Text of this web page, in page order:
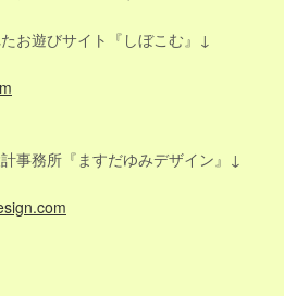
お遊びサイト『しぼこむ』↓
事務所『ますだゆみデザイン』↓